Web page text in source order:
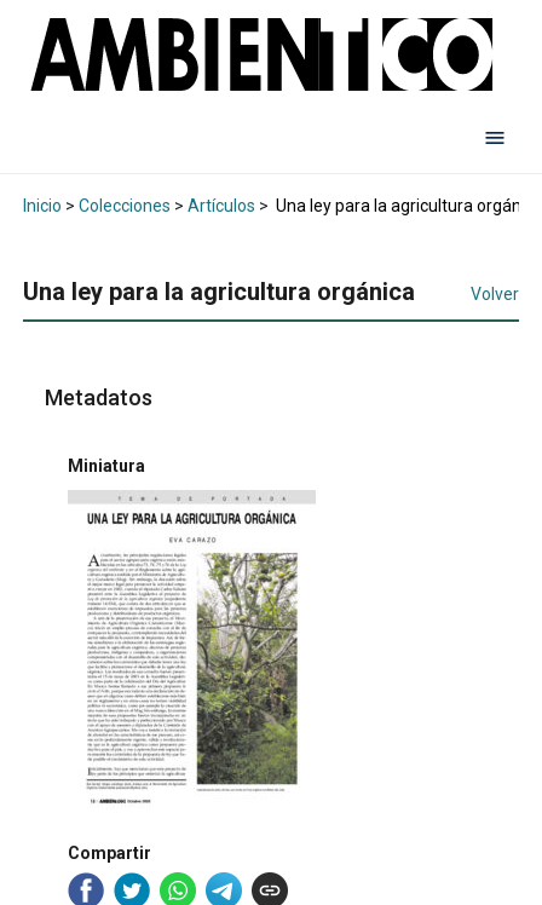
Inicio > Colecciones > Artículos > Una ley para la agricultura orgánica
Una ley para la agricultura orgánica Volver
Metadatos
Miniatura
Compartir